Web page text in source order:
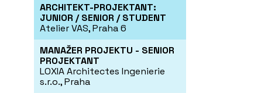
ARCHITEKT-PROJEKTANT:
JUNIOR / SENIOR / STUDENT
Atelier VAS, Praha 6
MANAŽER PROJEKTU - SENIOR
PROJEKTANT
LOXIA Architectes Ingenierie
s.r.o., Praha